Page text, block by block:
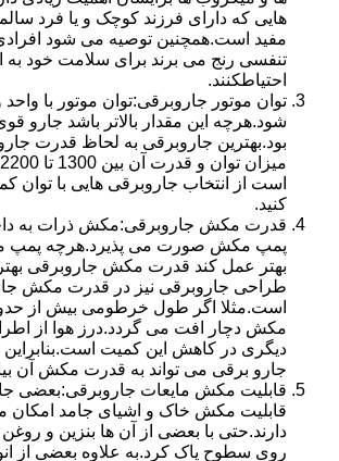
هایی که دارای فرزند کوچک و یا فرد
مفید است.همچنین توصیه می شود
تنفسی رنج می برند برای سلامت خود به
احتیاطکنند.
توان موتور جاروبرقی:توان موتور با
شود.هرچه این مقدار بالاتر باشد جارو
بود.بهترین جاروبرقی به لحاظ قدرت
کنید.
قدرت مکش جاروبرقی:مکش ذرات به
پمپ مکش صورت می پذیرد.هرچه پمپ
بهتر عمل کند قدرت مکش جاروبرقی
طراحی جاروبرقی نیز در قدرت مکش جارو
مکش دچار افت می گردد.درز هوا از
دیگری در کاهش این کمیت
جارو برقی می تواند به قدرت مکش آن
قابلیت مکش مایعات جاروبرقی:بعضی
قابلیت مکش خاک و اشیای جامد امکان
دارند.حتی با بعضی از آن ها بنزین و روغن
روی سطوح پاک کرد.به علاوه بعضی از